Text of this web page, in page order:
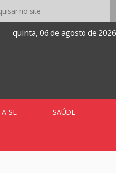
quinta, 06 de agosto de 2026
SE SAÚDE